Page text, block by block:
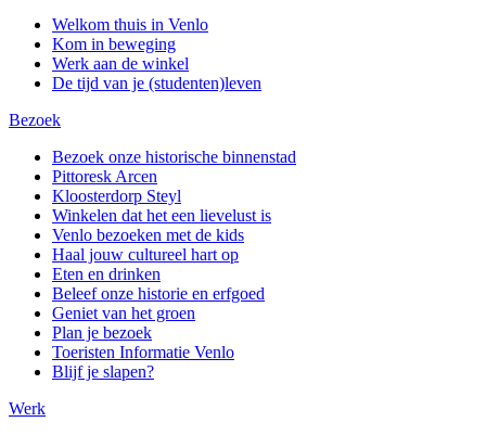
Welkom thuis in Venlo
Kom in beweging
Werk aan de winkel
De tijd van je (studenten)leven
Bezoek
Bezoek onze historische binnenstad
Pittoresk Arcen
Kloosterdorp Steyl
Winkelen dat het een lievelust is
Venlo bezoeken met de kids
Haal jouw cultureel hart op
Eten en drinken
Beleef onze historie en erfgoed
Geniet van het groen
Plan je bezoek
Toeristen Informatie Venlo
Blijf je slapen?
Werk